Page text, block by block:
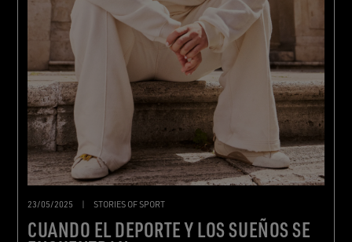
23/05/2025 STORIES OF SPORT
CUANDO EL DEPORTE Y LOS SUEÑOS SE